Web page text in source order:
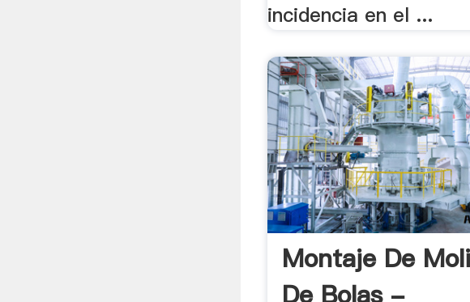
incidencia en el ...
Montaje De
De Bolas -